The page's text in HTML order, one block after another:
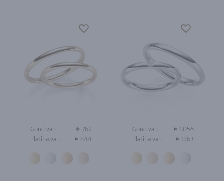
Goud van
€ 762
Platina van
€ 844
Goud van
€ 1.056
Platina van
€ 1.163